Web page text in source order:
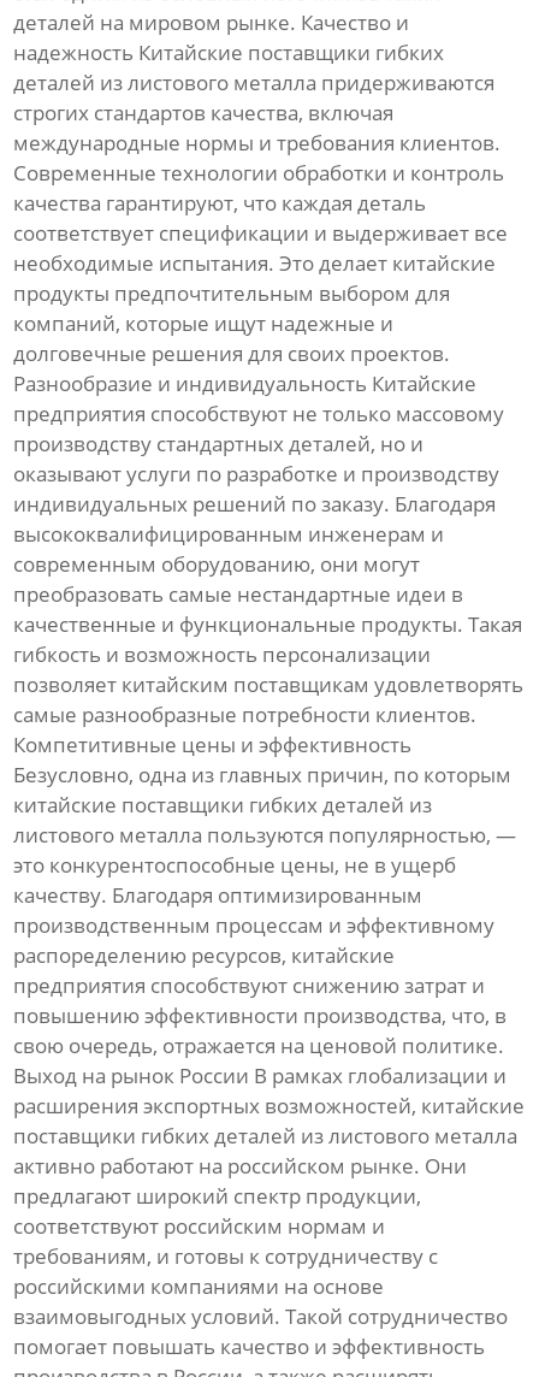
деталей на мировом рынке. Качество и
надежность Китайские поставщики гибких
деталей из листового металла придерживаются
строгих стандартов качества, включая
международные нормы и требования клиентов.
Современные технологии обработки и контроль
качества гарантируют, что каждая деталь
соответствует спецификации и выдерживает все
необходимые испытания. Это делает китайские
продукты предпочтительным выбором для
компаний, которые ищут надежные и
долговечные решения для своих проектов.
Разнообразие и индивидуальность Китайские
предприятия способствуют не только массовому
производству стандартных деталей, но и
оказывают услуги по разработке и производству
индивидуальных решений по заказу. Благодаря
высококвалифицированным инженерам и
современным оборудованию, они могут
преобразовать самые нестандартные идеи в
качественные и функциональные продукты. Такая
гибкость и возможность персонализации
позволяет китайским поставщикам удовлетворять
самые разнообразные потребности клиентов.
Компетитивные цены и эффективность
Безусловно, одна из главных причин, по которым
китайские поставщики гибких деталей из
листового металла пользуются популярностью, —
это конкурентоспособные цены, не в ущерб
качеству. Благодаря оптимизированным
производственным процессам и эффективному
распоределению ресурсов, китайские
предприятия способствуют снижению затрат и
повышению эффективности производства, что, в
свою очередь, отражается на ценовой политике.
Выход на рынок России В рамках глобализации и
расширения экспортных возможностей, китайские
поставщики гибких деталей из листового металла
активно работают на российском рынке. Они
предлагают широкий спектр продукции,
соответствуют российским нормам и
требованиям, и готовы к сотрудничеству с
российскими компаниями на основе
взаимовыгодных условий. Такой сотрудничество
помогает повышать качество и эффективность